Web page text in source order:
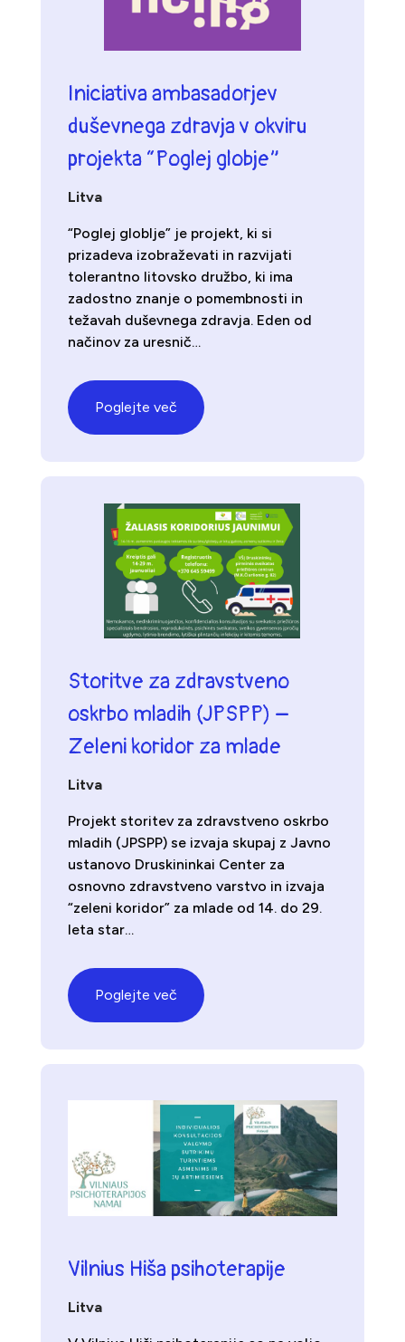
Iniciativa ambasadorjev
duševnega zdravja v okviru
projekta “Poglej globje”
Litva
“Poglej globlje” je projekt, ki si
prizadeva izobraževati in razvijati
tolerantno litovsko družbo, ki ima
zadostno znanje o pomembnosti in
težavah duševnega zdravja. Eden od
načinov za uresnič…
Poglejte več
Storitve za zdravstveno
oskrbo mladih (JPSPP) –
Zeleni koridor za mlade
Litva
Projekt storitev za zdravstveno oskrbo
mladih (JPSPP) se izvaja skupaj z Javno
ustanovo Druskininkai Center za
osnovno zdravstveno varstvo in izvaja
“zeleni koridor” za mlade od 14. do 29.
leta star…
Poglejte več
Vilnius Hiša psihoterapije
Litva